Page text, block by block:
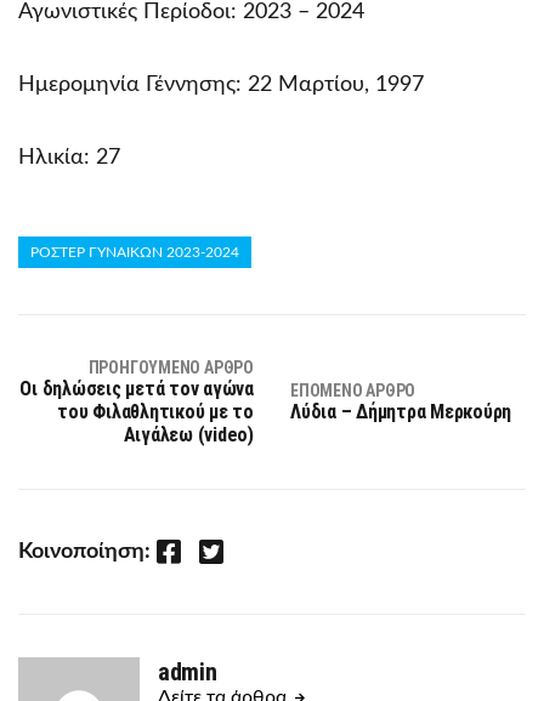
Αγωνιστικές Περίοδοι: 2023 – 2024
Ημερομηνία Γέννησης: 22 Μαρτίου, 1997
Ηλικία: 27
ΡΟΣΤΕΡ ΓΥΝΑΙΚΩΝ 2023-2024
ΠΡΟΗΓΟΎΜΕΝΟ ΆΡΘΡΟ
Οι δηλώσεις μετά τον αγώνα
του Φιλαθλητικού με το
Αιγάλεω (video)
ΕΠΌΜΕΝΟ ΆΡΘΡΟ
Λύδια – Δήμητρα Μερκούρη
Κοινοποίηση: Facebook Twitter
admin